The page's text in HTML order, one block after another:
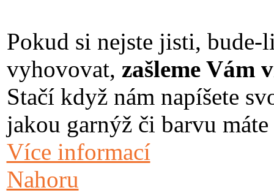
Pokud si nejste jisti,
vyhovovat, zašleme Vám
Stačí když nám napíšete
jakou garnýž či barvu
Více informací
Nahoru